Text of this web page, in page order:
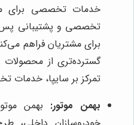
خدمات تخصصی برای
تخصصی و پشتیبانی پس
برای مشتریان فراهم
گسترده‌تری از محصولات
تمرکز بر سایپا، خدمات
بهمن موتور: بهمن